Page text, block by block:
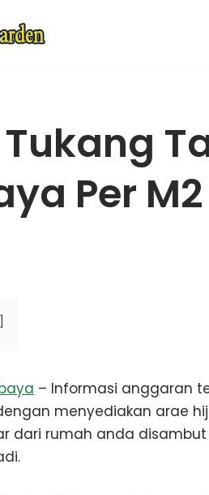
Per M2
– Informasi anggaran
menyediakan arae
dari rumah anda